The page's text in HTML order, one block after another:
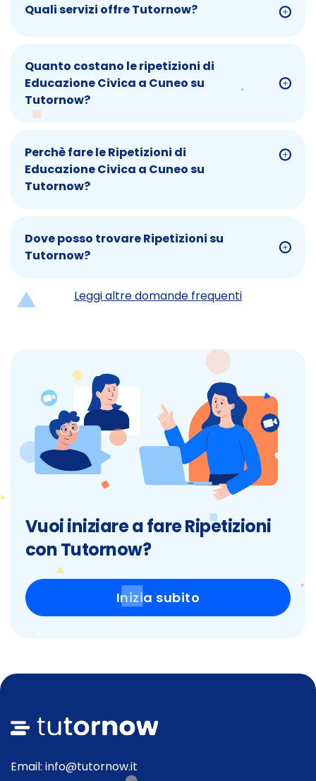
Quali servizi offre Tutornow?
Quanto costano le ripetizioni di
Educazione Civica a Cuneo su
Tutornow?
Perchè fare le Ripetizioni di
Educazione Civica a Cuneo su
Tutornow?
Dove posso trovare Ripetizioni su
Tutornow?
Leggi altre domande frequenti
Vuoi iniziare a fare Ripetizioni
con Tutornow?
Inizia subito
Email: info@tutornow.it